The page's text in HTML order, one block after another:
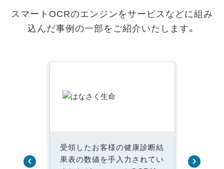
スマートOCRのエンジンをサービスなどに組み
込んだ事例の一部をご紹介いたします。
受領したお客様の健康診断結
果表の数値を手入力されてい